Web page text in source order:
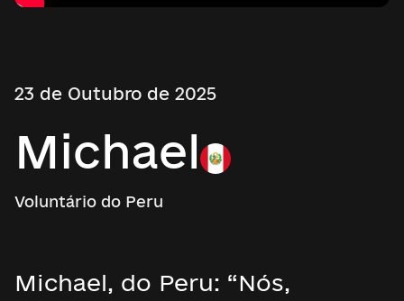
23 de Outubro de 2025
Michael
Voluntário do Peru
Michael, do Peru: “Nós,